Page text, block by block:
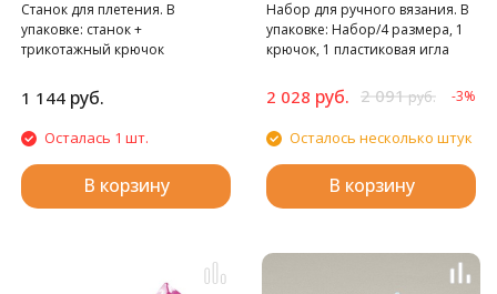
Станок для плетения. В
упаковке: станок +
трикотажный крючок
1 144 руб.
Осталась 1 шт.
В корзину
Набор для ручного вязания. В
упаковке: Набор/4 размера, 1
крючок, 1 пластиковая игла
2 028 руб. 2 091руб. -3%
Осталось несколько штук
В корзину